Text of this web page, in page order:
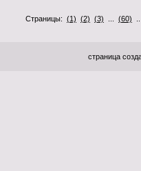
Страницы: (1) (2) (3) (60)
страница